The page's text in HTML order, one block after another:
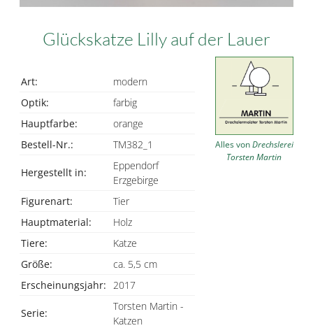
Glückskatze Lilly auf der Lauer
Art:
modern
Optik:
farbig
Hauptfarbe:
orange
Bestell-Nr.:
TM382_1
Hergestellt in:
Eppendorf
Erzgebirge
Figurenart:
Tier
Hauptmaterial:
Holz
Tiere:
Katze
Größe:
ca. 5,5 cm
Erscheinungsjahr: 2017
Serie:
Torsten Martin -
Katzen
Alles vonDrechslerei
Torsten Martin